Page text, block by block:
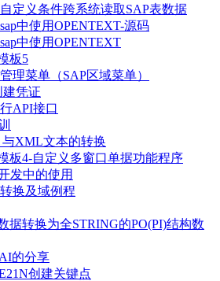
定义条件跨系统读取SAP表数据
中使用OPENTEXT-源码
中使用OPENTEXT
板5
理菜单（SAP区域菜单）
建凭证
API接口
与XML文本的转换
板4-自定义多窗口单据功能程序
发中的使用
换及域例程
据转换为全STRING的PO(PI)结构数
的分享
创建关键点